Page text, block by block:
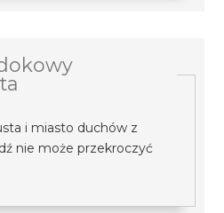
i miasto duchów z
nie może przekroczyć